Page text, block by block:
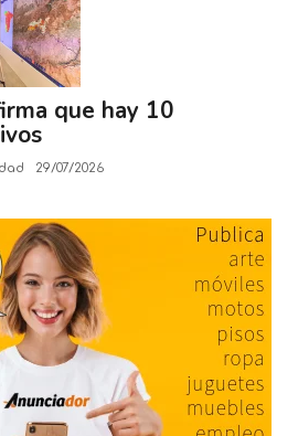
que hay 10
29/07/2026